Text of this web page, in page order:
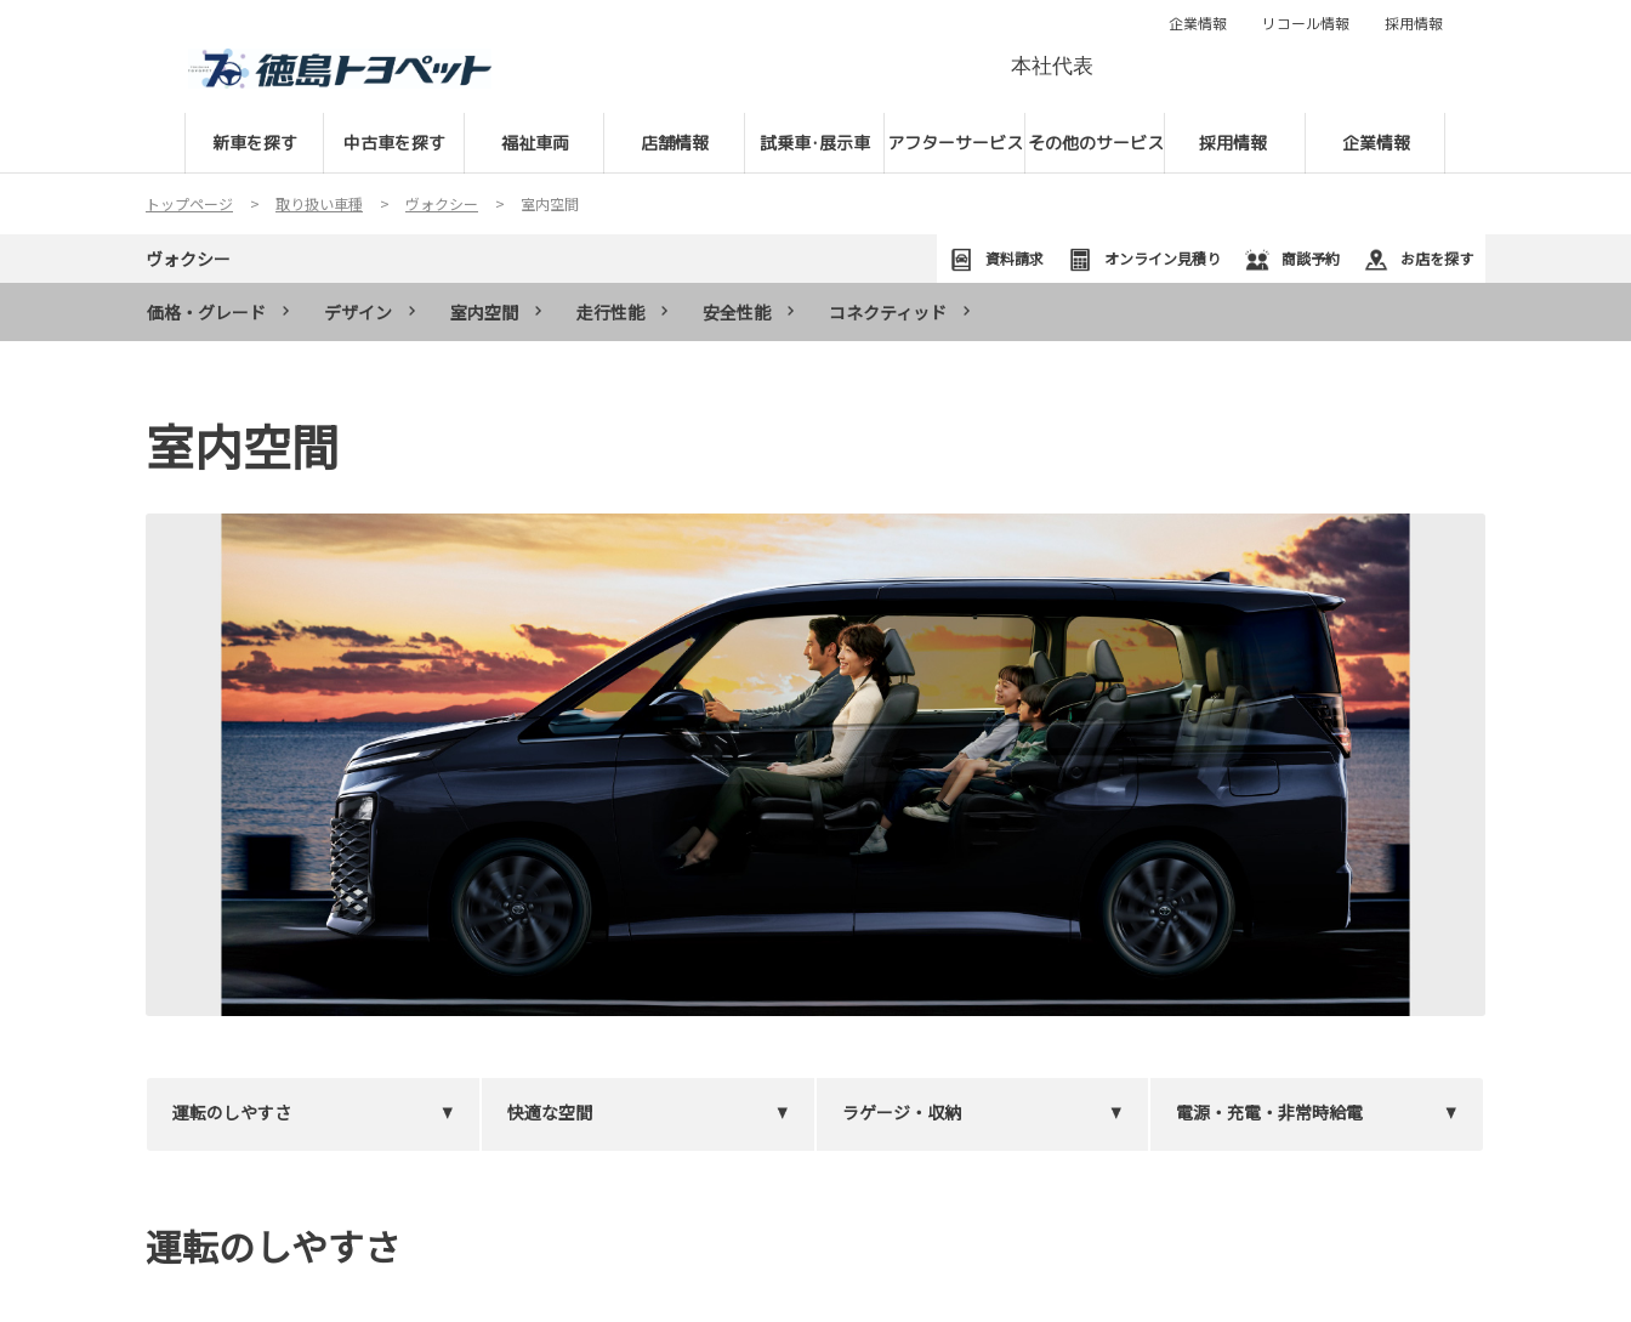
本社代表
新車を探す 中古車を探す 福祉車両 店舗情報 試乗車･展示車 アフターサービス その他のサービス 採用情報 企業情報
企業情報 リコール情報 採用情報
トップページ 取り扱い車種 ヴォクシー 室内空間
ヴォクシー 資料請求 オンライン見積り 商談予約 お店を探す
価格・グレード デザイン 室内空間 走行性能 安全性能 コネクティッド
室内空間
運転のしやすさ 快適な空間 ラゲージ・収納 電源・充電・非常時給電
運転のしやすさ